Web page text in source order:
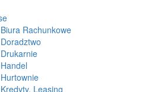
Biura Rachunkowe
Doradztwo
Drukarnie
Handel
Hurtownie
Kredyty, Leasing